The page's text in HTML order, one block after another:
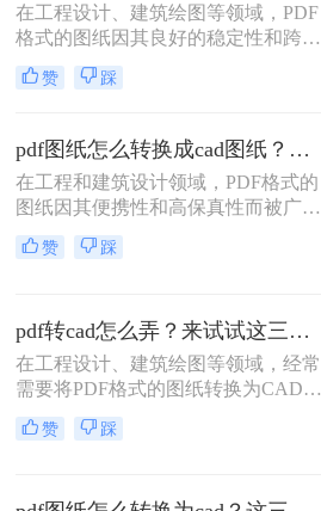
CAD的转换。
在工程设计、建筑绘图等领域，PDF
格式的图纸因其良好的稳定性和跨平
台性而得到广泛应用。然而，有时需
要将PDF图纸转换为CAD文件，以便
步设计。那么PDF图纸怎么转CAD
呢？本文将介绍三种将PDF图纸转换
为CAD文件的实用方法。
赞 踩
pdf图纸怎么转换成cad图纸？来看看这两种实用方法详解！
在工程和建筑设计领域，PDF格式的
图纸因其便携性和高保真性而被广泛
使用。然而，为了进行更深入的编辑
和修改，设计师们往往需要将PDF图
呢？本文将详细介绍两种将PDF图纸
转换为CAD图纸的实用方法。
赞 踩
pdf转cad怎么弄？来试试这三种转换方法！
在工程设计、建筑绘图等领域，经常
需要将PDF格式的图纸转换为CAD格
式以便进行编辑和修改。那么pdf转
cad怎么弄呢？本文将介绍三种将PDF
赞 踩